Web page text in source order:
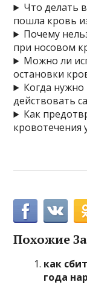
Что делать
пошла кровь
Почему
при носовом
Можно ли
остановки
Когда
действовать
Как
кровотечения
Похожие
как
года